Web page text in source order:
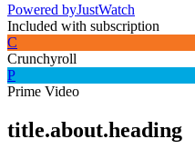
Powered byJustWatch
Included with subscription
C
Crunchyroll
P
Prime Video
title.about.heading